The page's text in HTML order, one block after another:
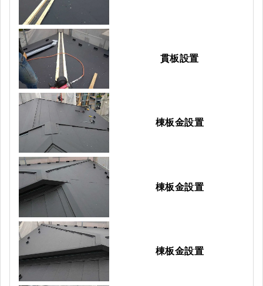
貫板設置
棟板金設置
棟板金設置
棟板金設置